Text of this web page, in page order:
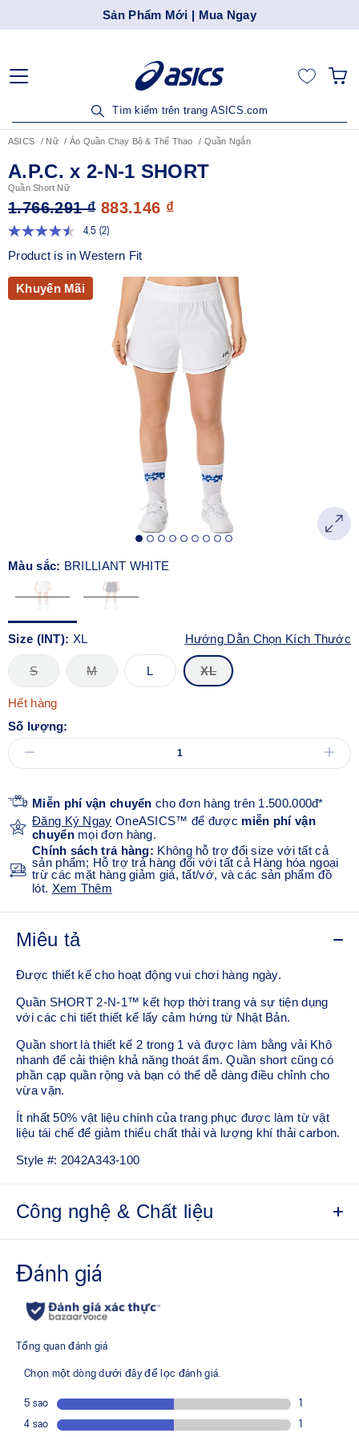
Sản Phẩm Mới | Mua Ngay
Tìm kiếm trên trang ASICS.com
ASICS Nữ Áo Quần Chạy Bộ & Thể Thao Quần Ngắn
A.P.C. x 2-N-1 SHORT
Quần Short Nữ
1.766.291 ₫ 883.146 ₫
4.5 Đọc
2
đánh
Liên
trang
tương
tự.
(2)
Product is in Western Fit
Khuyến Mãi
Màu sắc: BRILLIANT WHITE
Size (INT): XL Hướng Dẫn Chọn Kích Thước
S M L XL
Hết hàng
Số lượng:
Miễn phí vận chuyển cho đơn hàng trên 1.500.000đ*
Đăng Ký Ngay OneASICS™ để được miễn phí vận
chuyểnmọi đơn hàng.
Chính sách trả hàng: Không hỗ trợ đổi size với tất cả
sản phẩm; Hỗ trợ trả hàng đối với tất cả Hàng hóa ngoại
trừ các mặt hàng giảm giá, tất/vớ, và các sản phẩm đồ
lót. Xem Thêm
Miêu tả
Được thiết kế cho hoạt động vui chơi hàng ngày.
Quần SHORT 2-N-1™ kết hợp thời trang và sự tiện dụng
với các chi tiết thiết kế lấy cảm hứng từ Nhật Bản.
Quần short là thiết kế 2 trong 1 và được làm bằng vải Khô
nhanh để cải thiện khả năng thoát ẩm. Quần short cũng có
phần cạp quần rộng và bạn có thể dễ dàng điều chỉnh cho
vừa vặn.
Ít nhất 50% vật liệu chính của trang phục được làm từ vật
liệu tái chế để giảm thiểu chất thải và lượng khí thải carbon.
Style #: 2042A343-100
Công nghệ & Chất liệu
Khô nhanh
Thiết kế 2 trong 1
Ít nhất 50% vật liệu chính của trang phục được làm từ
vật liệu tái chế để giảm thiểu chất thải và lượng khí thải